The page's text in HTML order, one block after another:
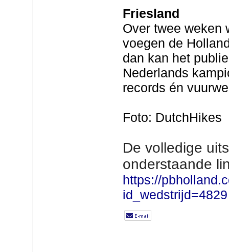
Friesland
Over twee weken
voegen de
dan kan het
Nederlands
records én
Foto: DutchHikes
De volledige
onderstaande
https://
id_wedstrijd=4829